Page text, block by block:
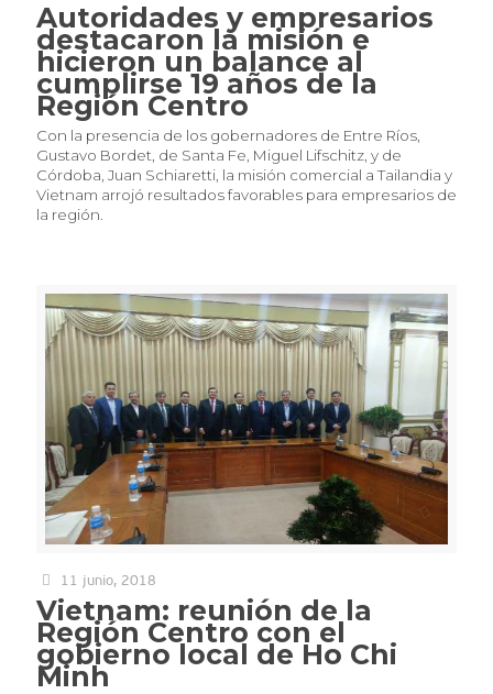
Autoridades y empresarios
destacaron la misión e
hicieron un balance al
cumplirse 19 años de la
Región Centro
Con la presencia de los gobernadores de Entre Ríos,
Gustavo Bordet, de Santa Fe, Miguel Lifschitz, y de
Córdoba, Juan Schiaretti, la misión comercial a Tailandia y
Vietnam arrojó resultados favorables para empresarios de
la región.
11 junio, 2018
Vietnam: reunión de la
Región Centro con el
gobierno local de Ho Chi
Minh